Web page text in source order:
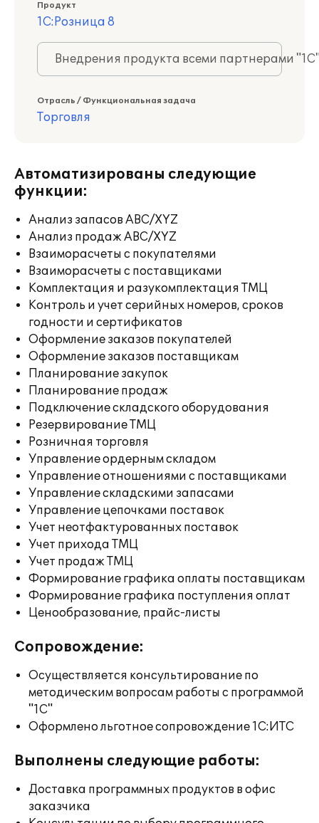
Продукт
1С:Розница 8
Внедрения продукта всеми партнерами
Отрасль / Функциональная задача
Торговля
Автоматизированы следующие
функции:
Анализ запасов ABC/XYZ
Анализ продаж ABC/XYZ
Взаиморасчеты с покупателями
Взаиморасчеты с поставщиками
Комплектация и разукомплектация ТМЦ
Контроль и учет серийных номеров, сроков
годности и сертификатов
Оформление заказов покупателей
Оформление заказов поставщикам
Планирование закупок
Планирование продаж
Подключение складского оборудования
Резервирование ТМЦ
Розничная торговля
Управление ордерным складом
Управление отношениями с поставщиками
Управление складскими запасами
Управление цепочками поставок
Учет неотфактурованных поставок
Учет прихода ТМЦ
Учет продаж ТМЦ
Формирование графика оплаты поставщикам
Формирование графика поступления оплат
Ценообразование, прайс-листы
Сопровождение:
Осуществляется консультирование по
методическим вопросам работы с программой
"1С"
Оформлено льготное сопровождение 1С:ИТС
Выполнены следующие работы:
Доставка программных продуктов в офис
заказчика